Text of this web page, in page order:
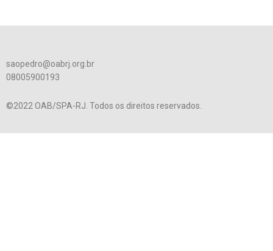
saopedro@oabrj.org.br
08005900193
©2022 OAB/SPA-RJ. Todos os direitos reservados.